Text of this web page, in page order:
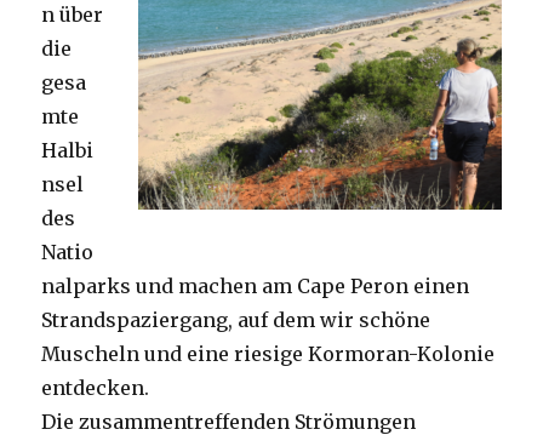
n über
die
gesa
mte
Halbi
nsel
des
Natio
nalparks und machen am Cape Peron einen
Strandspaziergang, auf dem wir schöne
Muscheln und eine riesige Kormoran-Kolonie
entdecken.
Die zusammentreffenden Strömungen